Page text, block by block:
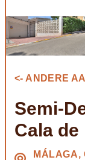
<- ANDERE
Semi-
Cala de
MÁLAGA,